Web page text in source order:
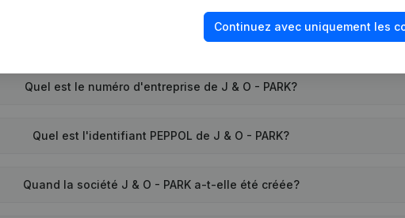
Quel est le numéro d'entreprise de J & O - PARK?
Quel est l'identifiant PEPPOL de J & O - PARK?
Quand la société J & O - PARK a-t-elle été créée?
Continuez avec uniquement les